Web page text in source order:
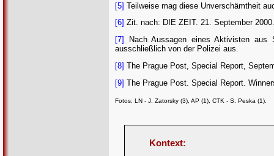
[5] Teilweise mag diese Unverschämtheit
[6] Zit. nach: DIE ZEIT. 21. September
[7]
Nach Aussagen eines Aktivisten
ausschließlich von der Polizei aus.
[8] The Prague Post, Special Report,
[9] The Prague Post. Special Report.
Fotos: LN - J. Zatorsky (3), AP (1), CTK - S. Peska (1).
Kontext: